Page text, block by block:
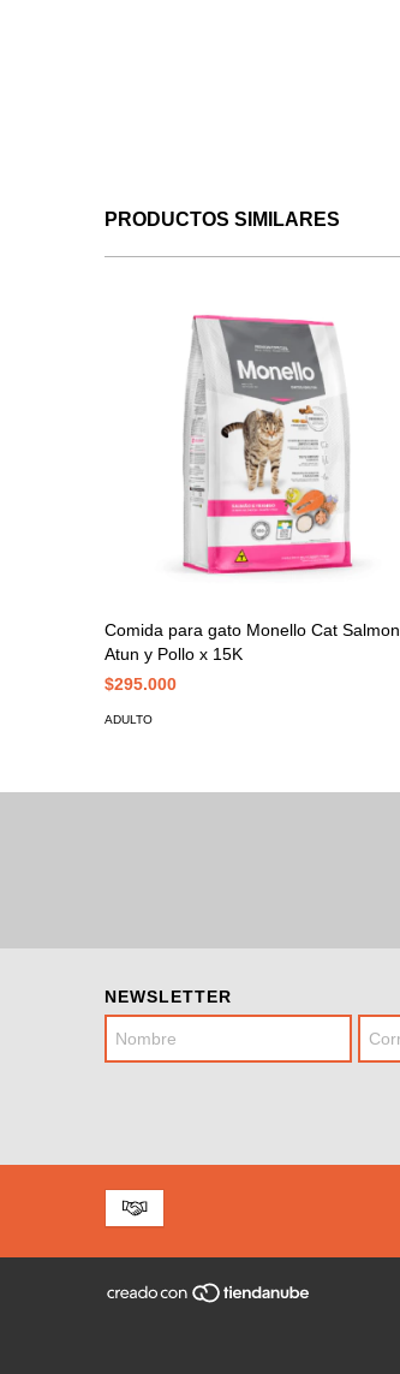
PRODUCTOS SIMILARES
Comida para gato Monello Cat Salmon,
Atun y Pollo x 15K
$295.000
ADULTO
NEWSLETTER